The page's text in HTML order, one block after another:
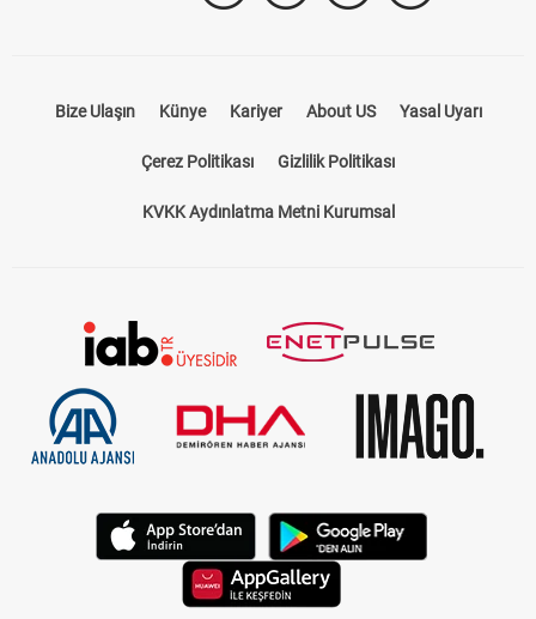
Bize Ulaşın Künye Kariyer About US Yasal Uyarı
Çerez Politikası Gizlilik Politikası
KVKK Aydınlatma Metni Kurumsal